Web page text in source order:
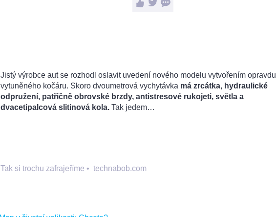
Jistý výrobce aut se rozhodl oslavit uvedení nového modelu vytvořením opravdu
vytuněného kočáru. Skoro dvoumetrová vychytávka má zrcátka, hydraulické
odpružení, patřičně obrovské brzdy, antistresové rukojeti, světla a
dvacetipalcová slitinová kola. Tak jedem…
Tak si trochu zafrajeříme • technabob.com